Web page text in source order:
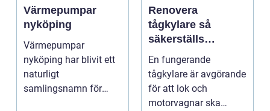
Värmepumpar
nyköping
Värmepumpar
nyköping har blivit ett
naturligt
samlingsnamn för
Renovera
tågkylare så
säkerställs
driftsäkra lok och
tågsystem
En fungerande
tågkylare är avgörande
för att lok och
motorvagnar ska